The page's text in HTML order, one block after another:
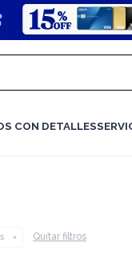
CON DETALLES
Quitar filtros